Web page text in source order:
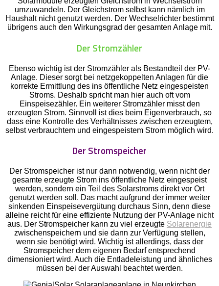
umzuwandeln. Der Gleichstrom selbst kann nämlich im
Haushalt nicht genutzt werden. Der Wechselrichter bestimmt
übrigens auch den Wirkungsgrad der gesamten Anlage mit.
Der Stromzähler
Ebenso wichtig ist der Stromzähler als Bestandteil der PV-
Anlage. Dieser sorgt bei netzgekoppelten Anlagen für die
korrekte Ermittlung des ins öffentliche Netz eingespeisten
Stroms. Deshalb spricht man hier auch oft vom
Einspeisezähler. Ein weiterer Stromzähler misst den
erzeugten Strom. Sinnvoll ist dies beim Eigenverbrauch, so
dass eine Kontrolle des Verhältnisses zwischen erzeugtem,
selbst verbrauchtem und eingespeistem Strom möglich wird.
Der Stromspeicher
Der Stromspeicher ist nur dann notwendig, wenn nicht der
gesamte erzeugte Strom ins öffentliche Netz eingespeist
werden, sondern ein Teil des Solarstroms direkt vor Ort
genutzt werden soll. Das macht aufgrund der immer weiter
sinkenden Einspeisevergütung durchaus Sinn, denn diese
alleine reicht für eine effiziente Nutzung der PV-Anlage nicht
aus. Der Stromspeicher kann zu viel erzeugte Solarenergie
zwischenspeichern und sie dann zur Verfügung stellen,
wenn sie benötigt wird. Wichtig ist allerdings, dass der
Stromspeicher dem eigenen Bedarf entsprechend
dimensioniert wird. Auch die Entladeleistung und ähnliches
müssen bei der Auswahl beachtet werden.